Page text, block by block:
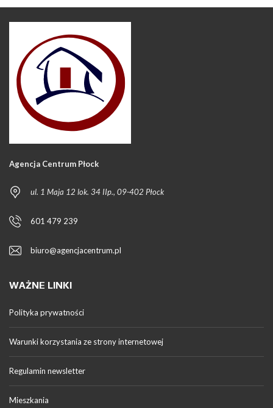
Agencja Centrum Płock
ul. 1 Maja 12 lok. 34 IIp., 09-402 Płock
601 479 239
biuro@agencjacentrum.pl
WAŻNE LINKI
Polityka prywatności
Warunki korzystania ze strony internetowej
Regulamin newsletter
Mieszkania